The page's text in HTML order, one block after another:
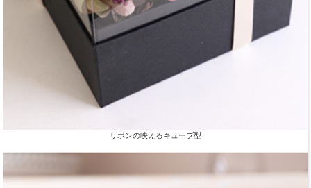
リボンの映えるキューブ型